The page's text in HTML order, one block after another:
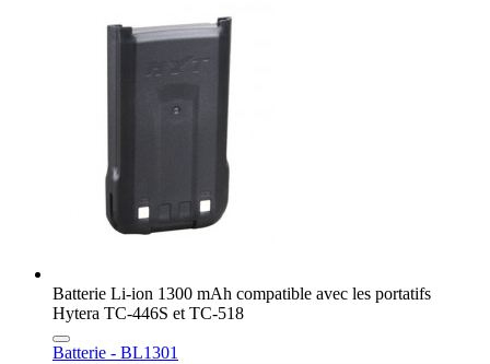
Batterie Li-ion 1300 mAh compatible avec les portatifs
Hytera TC-446S et TC-518
Batterie - BL1301